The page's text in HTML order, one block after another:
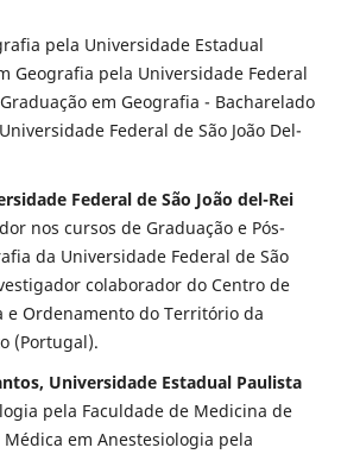
pela Universidade Estadual
Geografia pela Universidade Federal
em Geografia - Bacharelado
Federal de São João Del-
Federal de São João del-Rei
nos cursos de Graduação e Pós-
da Universidade Federal de São
colaborador do Centro de
e Ordenamento do Território da
(Portugal).
Universidade Estadual Paulista
pela Faculdade de Medicina de
em Anestesiologia pela